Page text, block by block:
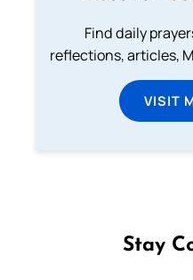
Find daily
reflections, articles,
VISIT
Stay